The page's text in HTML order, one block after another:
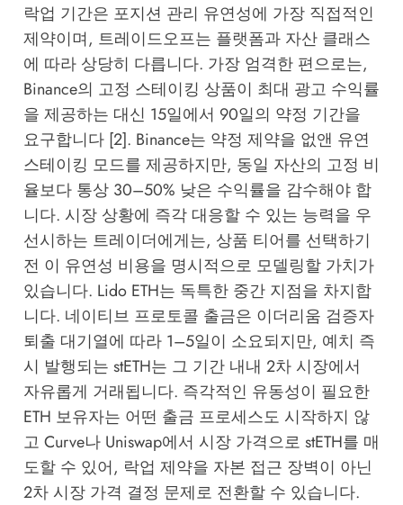
락업 기간은 포지션 관리 유연성에 가장 직접적인
제약이며, 트레이드오프는 플랫폼과 자산 클래스
에 따라 상당히 다릅니다. 가장 엄격한 편으로는,
Binance의 고정 스테이킹 상품이 최대 광고 수익률
을 제공하는 대신 15일에서 90일의 약정 기간을
요구합니다 [2]. Binance는 약정 제약을 없앤 유연
스테이킹 모드를 제공하지만, 동일 자산의 고정 비
율보다 통상 30–50% 낮은 수익률을 감수해야 합
니다. 시장 상황에 즉각 대응할 수 있는 능력을 우
선시하는 트레이더에게는, 상품 티어를 선택하기
전 이 유연성 비용을 명시적으로 모델링할 가치가
있습니다. Lido ETH는 독특한 중간 지점을 차지합
니다. 네이티브 프로토콜 출금은 이더리움 검증자
퇴출 대기열에 따라 1–5일이 소요되지만, 예치 즉
시 발행되는 stETH는 그 기간 내내 2차 시장에서
자유롭게 거래됩니다. 즉각적인 유동성이 필요한
ETH 보유자는 어떤 출금 프로세스도 시작하지 않
고 Curve나 Uniswap에서 시장 가격으로 stETH를 매
도할 수 있어, 락업 제약을 자본 접근 장벽이 아닌
2차 시장 가격 결정 문제로 전환할 수 있습니다.